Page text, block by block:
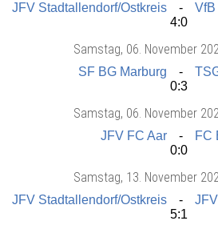
JFV Stadtallendorf/Ostkreis
VfB
4:0
Samstag, 06. November
SF BG Marburg
0:3
Samstag, 06. November
JFV FC Aar
FC
0:0
Samstag, 13. November
JFV Stadtallendorf/Ostkreis
5:1